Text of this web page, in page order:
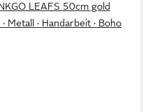
LEAFS 50cm gold
Metall · Handarbeit · Boho